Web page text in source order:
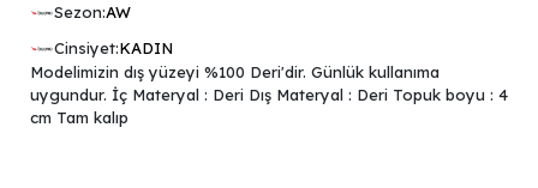
Sezon:AW
Cinsiyet:KADIN
Modelimizin dış yüzeyi %100 Deri'dir. Günlük kullanıma
uygundur. İç Materyal : Deri Dış Materyal : Deri Topuk boyu : 4
cm Tam kalıp